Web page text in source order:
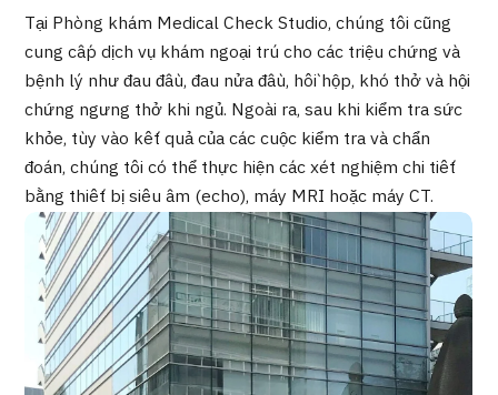
Chương trình
Tìm theo bộ phận / bệnh
Tìm theo xét nghiệm / phương pháp /
cách điều trị
Tìm kiếm y học thẩm mỹ
Nội dung nổi bật
Tin tức
Dành cho cơ sở y tế
Công ty vận hành
Tại Phòng khám Medical Check Studio, chúng tôi cũng
cung cấp dịch vụ khám ngoại trú cho các triệu chứng và
bệnh lý như đau đầu, đau nửa đầu, hồi hộp, khó thở và hội
chứng ngưng thở khi ngủ. Ngoài ra, sau khi kiểm tra sức
khỏe, tùy vào kết quả của các cuộc kiểm tra và chẩn
đoán, chúng tôi có thể thực hiện các xét nghiệm chi tiết
bằng thiết bị siêu âm (echo), máy MRI hoặc máy CT.